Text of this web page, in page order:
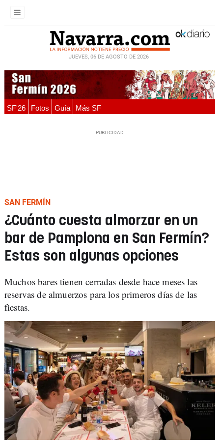
JUEVES, 06 DE AGOSTO DE 2026
SF'26 Fotos Guía Más SF
SAN FERMÍN
¿Cuánto cuesta almorzar en un
bar de Pamplona en San Fermín?
Estas son algunas opciones
Muchos bares tienen cerradas desde hace meses las
reservas de almuerzos para los primeros días de las
fiestas.